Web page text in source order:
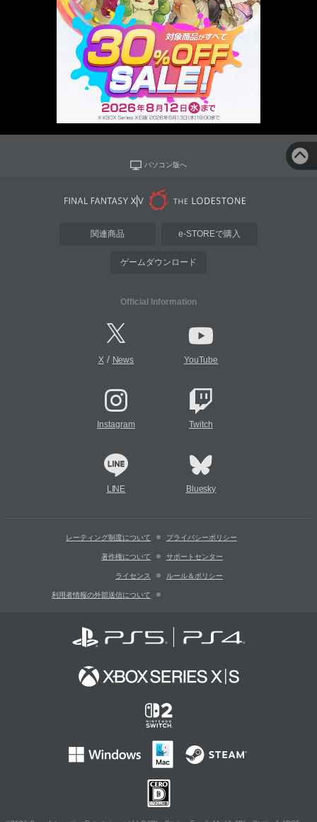
パソコン版へ
関連商品 e-STOREで購入
ゲームダウンロード
Official Information
X/ News YouTube
Instagram Twitch
LINE Bluesky
レーティング制度について プライバシーポリシー
著作権について サポートセンター
ライセンス ルール＆ポリシー
利用者情報の外部送信について